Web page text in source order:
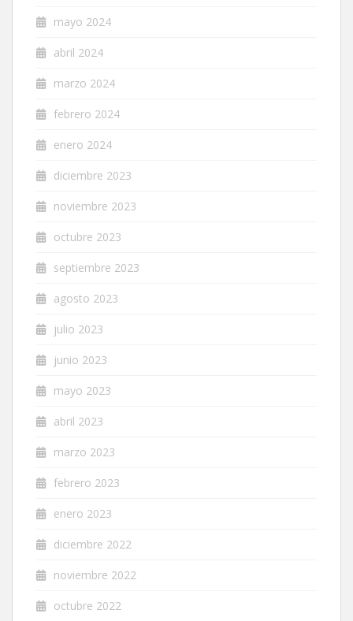
mayo 2024
abril 2024
marzo 2024
febrero 2024
enero 2024
diciembre 2023
noviembre 2023
octubre 2023
septiembre 2023
agosto 2023
julio 2023
junio 2023
mayo 2023
abril 2023
marzo 2023
febrero 2023
enero 2023
diciembre 2022
noviembre 2022
octubre 2022